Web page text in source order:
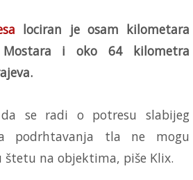
lociran je osam kilometara
Mostara i oko 64 kilometra
se radi o potresu slabijeg
podrhtavanja tla ne mogu
na objektima, piše Klix.